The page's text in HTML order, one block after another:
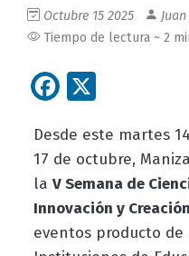
Octubre 15 2025
Tiempo de lectura ~ 2
Facebook
Desde este martes
17 de octubre,
la V Semana de
Innovación y Creación
eventos producto